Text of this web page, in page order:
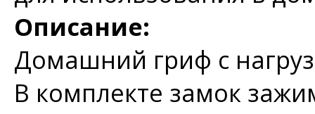
Описание:
Домашний гриф с
В комплекте замок